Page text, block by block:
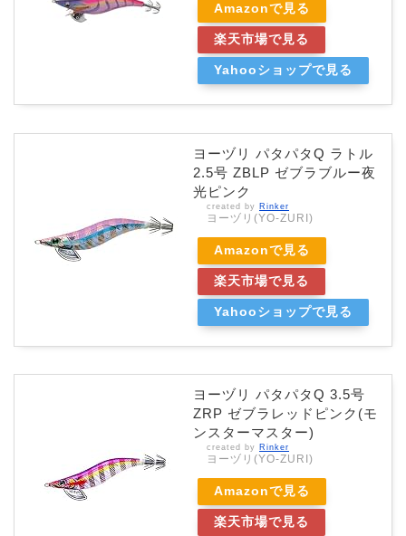
Amazonで見る
楽天市場で見る
Yahooショップで見る
ヨーヅリ パタパタQ ラトル
2.5号 ZBLP ゼブラブルー夜
光ピンク
created by Rinker
ヨーヅリ(YO-ZURI)
Amazonで見る
楽天市場で見る
Yahooショップで見る
ヨーヅリ パタパタQ 3.5号
ZRP ゼブラレッドピンク(モ
ンスターマスター)
created by Rinker
ヨーヅリ(YO-ZURI)
Amazonで見る
楽天市場で見る